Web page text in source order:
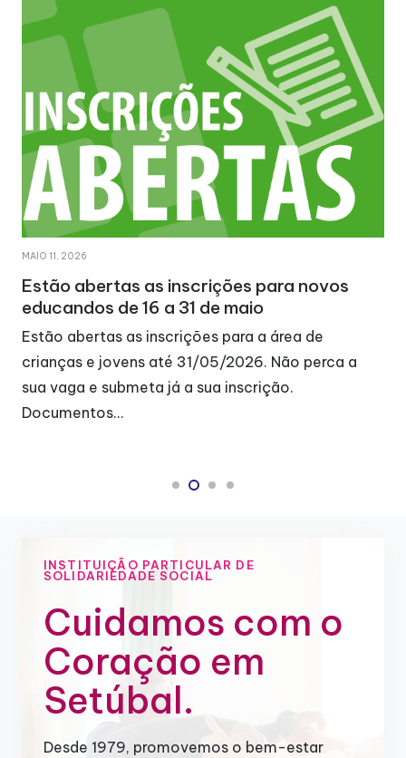
MAIO 11, 2026
Estão abertas as inscrições para novos
educandos de 16 a 31 de maio
Estão abertas as inscrições para a área de
crianças e jovens até 31/05/2026. Não perca a
sua vaga e submeta já a sua inscrição.
Documentos…
INSTITUIÇÃO PARTICULAR DE
SOLIDARIEDADE SOCIAL
Cuidamos com o
Coração em
Setúbal.
Desde 1979, promovemos o bem-estar